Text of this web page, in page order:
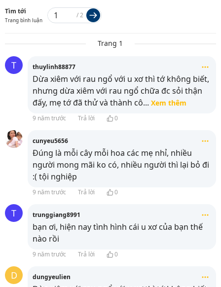
Tìm tới
Trang bình luận
/2
Trang 1
T thuylinh88877
Dừa xiêm với rau ngổ với u xơ thì tớ không biết,
nhưng dừa xiêm với rau ngổ chữa đc sỏi thận
đấy, mẹ tớ đã thử và thành cô... Xem thêm
9 năm trước Trả lời 0
cunyeu5656
Đúng là mỗi cây mỗi hoa các mẹ nhỉ, nhiều
người mong mãi ko có, nhiều người thì lại bỏ đi
:( tội nghiệp
9 năm trước Trả lời 0
T trunggiang8991
bạn ơi, hiện nay tình hình cái u xơ của bạn thế
nào rồi
9 năm trước Trả lời 0
D dungyeulien